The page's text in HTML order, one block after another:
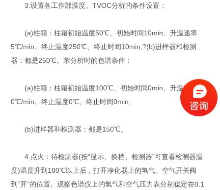
3.设置各工作部温度。TVOC分析的条件设置：
(a)柱箱：柱箱初始温度50℃、初始时间10min、升温速率
5℃/min、终止温度250℃、终止时间10min;?(b)进样器和检测
器：都是250℃。苯分析时的色谱条件：
(a)柱箱：柱箱初始温度100℃、初始时间0min、升温速率
0℃/min、终止温度0℃、终止时间0min;
(b)进样器和检测器：都是150℃。
4.点火：待检测器(按“显示、换档、检测器”可查看检测器温
度)温度升到100℃以上后，打开净化器上的氢气、空气开关阀
到“开”的位置。观察色谱仪上的氢气和空气压力表分别稳定在0.1